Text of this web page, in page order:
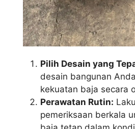
Pilih Desain yang
desain bangunan
kekuatan baja secara
Perawatan Rutin:
pemeriksaan berkala